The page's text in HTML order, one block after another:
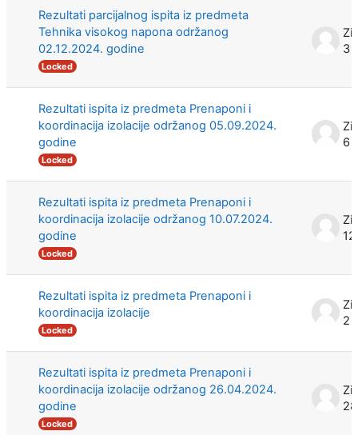
Rezultati parcijalnog ispita iz predmeta
Tehnika visokog napona održanog
02.12.2024. godine
Locked
3
Rezultati ispita iz predmeta Prenaponi i
koordinacija izolacije održanog 05.09.2024.
godine
Locked
6
Rezultati ispita iz predmeta Prenaponi i
koordinacija izolacije održanog 10.07.2024.
godine
Locked
Rezultati ispita iz predmeta Prenaponi i
koordinacija izolacije
Locked
2
Rezultati ispita iz predmeta Prenaponi i
koordinacija izolacije održanog 26.04.2024.
godine
Locked